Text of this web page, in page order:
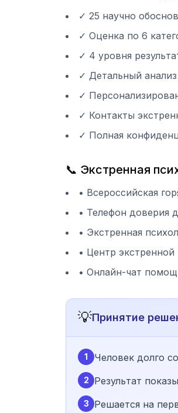
✓ 25 научно
✓ Оценка по 6
✓ 4 уровня
✓ Детальный
✓
✓ Контакты
✓ Полная
📞 Экстренная
• Всероссийская
• Телефон доверия
• Экстренная
• Центр
• Онлайн-чат
💡Принятие
1 Человек долго
2 Результат
3
Решается на